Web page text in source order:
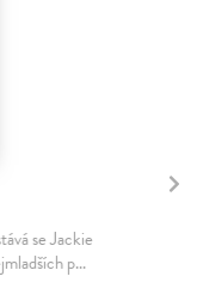
se Jackie
p...